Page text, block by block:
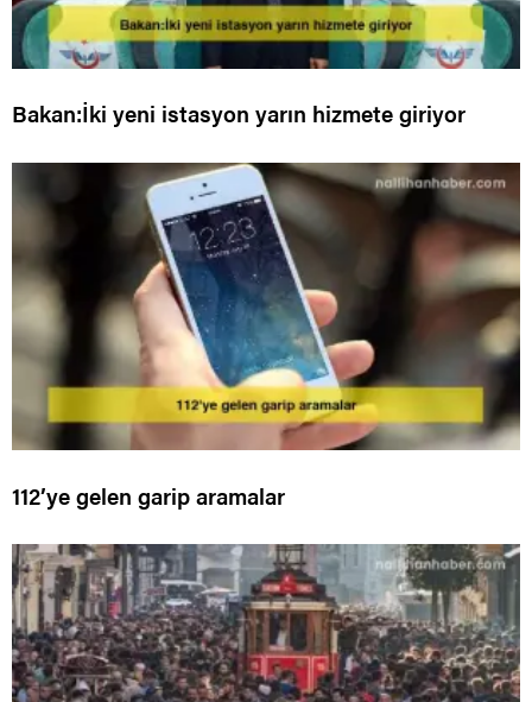
Bakan:İki yeni istasyon yarın hizmete giriyor
112’ye gelen garip aramalar